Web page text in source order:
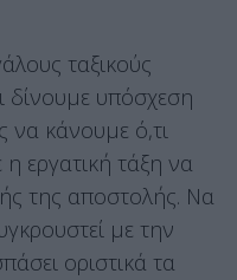
ταξικούς
δίνουμε υπόσχεση
να κάνουμε ό,τι
εργατική τάξη να
της αποστολής. Να
με την
οριστικά τα